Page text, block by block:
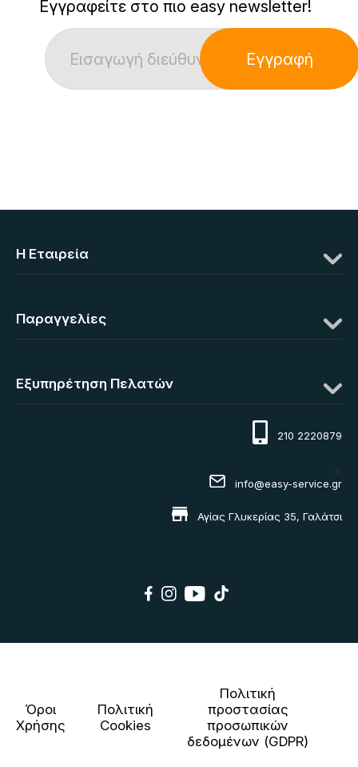
Εγγραφείτε στο πιο easy newsletter!
Εγγραφή
Η Eταιρεία
Παραγγελίες
Εξυπηρέτηση Πελατών
210 2220879
<
info@easy-service.gr
Αγίας Γλυκερίας 35, Γαλάτσι
Όροι
Χρήσης
Πολιτική
Cookies
Πολιτική
προστασίας
προσωπικών
δεδομένων (GDPR)